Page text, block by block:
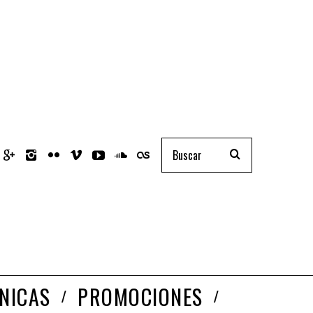
PROMOCIONES